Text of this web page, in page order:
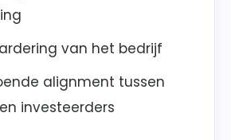
van het bedrijf
alignment tussen
investeerders